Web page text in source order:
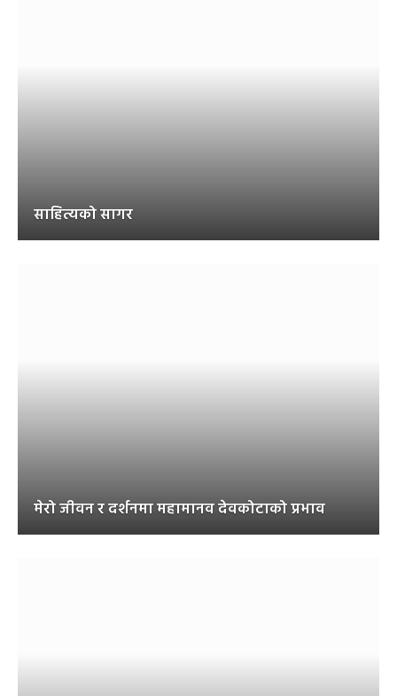
साहित्यको सागर
मेरो जीवन र दर्शनमा महामानव देवकोटाको प्रभाव